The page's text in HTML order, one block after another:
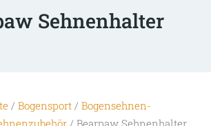
Sehnenhalter
/ Bogensport/ Bogensehnen-
/ Bearpaw Sehnenhalter